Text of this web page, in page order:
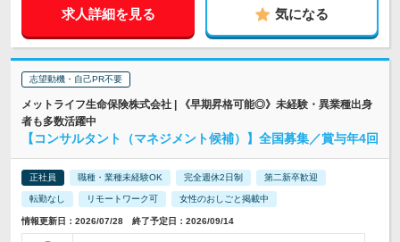
求人詳細を見る 気になる
志望動機・自己PR不要
メットライフ生命保険株式会社 | 《早期昇格可能◎》未経験・異業種出身
者も多数活躍中
【コンサルタント（マネジメント候補）】全国募集／賞与年4回
正社員 職種・業種未経験OK 完全週休2日制 第二新卒歓迎
転勤なし リモートワーク可 女性のおしごと掲載中
情報更新日：2026/07/28 終了予定日：2026/09/14